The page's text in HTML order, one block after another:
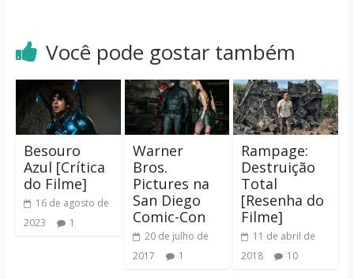
Você pode gostar também
Besouro
Azul [Crítica
do Filme]
16 de agosto de
2023
1
Warner
Bros.
Pictures na
San Diego
Comic-Con
20 de julho de
2017
1
Rampage:
Destruição
Total
[Resenha do
Filme]
11 de abril de
2018
10